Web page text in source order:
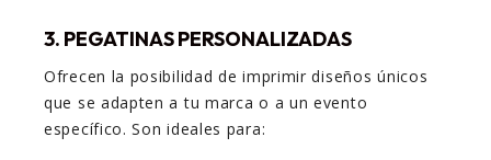
3. PEGATINAS PERSONALIZADAS
Ofrecen la posibilidad de imprimir diseños únicos
que se adapten a tu marca o a un evento
específico. Son ideales para: